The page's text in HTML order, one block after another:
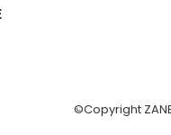
©Copyright